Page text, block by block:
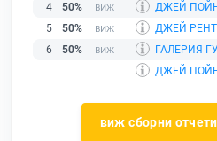
4
50% ДЖЕЙ
5
50% ДЖЕЙ РЕНТ
6
50% ГАЛЕРИЯ
ДЖЕЙ
виж сборни